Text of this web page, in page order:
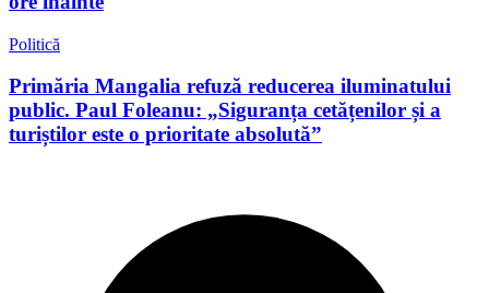
Politică
Primăria Mangalia refuză reducerea iluminatului
public. Paul Foleanu: „Siguranța cetățenilor și a
turiștilor este o prioritate absolută”